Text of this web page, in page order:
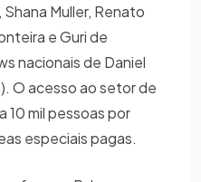
Muller, Renato
e Guri de
nacionais de Daniel
O acesso ao setor de
10 mil pessoas por
especiais pagas.